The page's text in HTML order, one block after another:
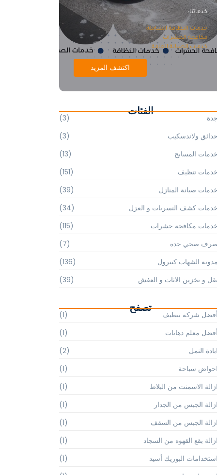
خدماتنا:
خدمات النظافة الشاملة
مكافحة الحشرات
خدمات الصيانة العامة
اكتشف المزيد
الفئات
جدة
(3)
حدائق ولاندسكيب
(3)
خدمات المسابح
(13)
خدمات تنظيف
(151)
خدمات صيانة المنازل
(39)
خدمات كشف التسربات و العزل
(34)
خدمات مكافحة حشرات
(115)
صرف صحي جدة
(7)
مدونة الشهاب كنترول
(136)
نقل و تخزين الاثاث و العفش
(39)
تصفح
أفضل شركة تنظيف
(1)
أفضل معلم دهانات
(1)
ابادة النمل
(2)
احواض سباحة
(1)
ازالة الاسمنت من البلاط
(1)
ازالة الجبس من الجدار
(1)
ازالة الجبس من السقف
(1)
ازالة بقع القهوه من السجاد
(1)
استخدامات البوريك أسيد
(1)